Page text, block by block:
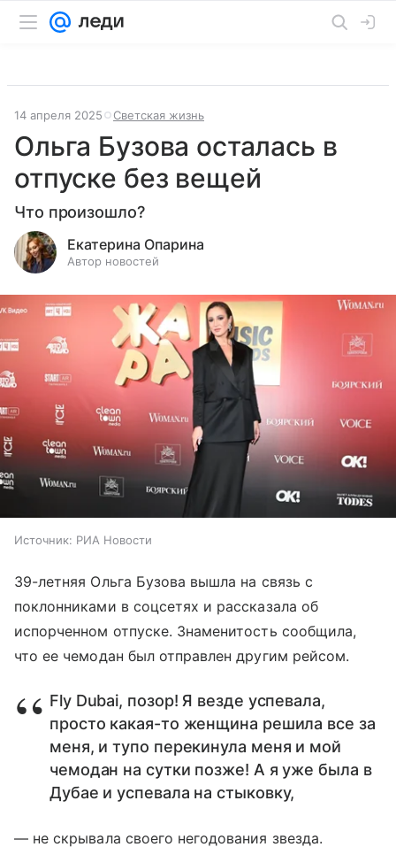
14 апреля 2025 Светская жизнь
Ольга Бузова осталась в
отпуске без вещей
Что произошло?
Екатерина Опарина
Автор новостей
Источник: РИА Новости
39-летняя Ольга Бузова вышла на связь с
поклонниками в соцсетях и рассказала об
испорченном отпуске. Знаменитость сообщила,
что ее чемодан был отправлен другим рейсом.
Fly Dubai, позор! Я везде успевала,
просто какая-то женщина решила все за
меня, и тупо перекинула меня и мой
чемодан на сутки позже! А я уже была в
Дубае и успевала на стыковку,
— не скрывала своего негодования звезда.